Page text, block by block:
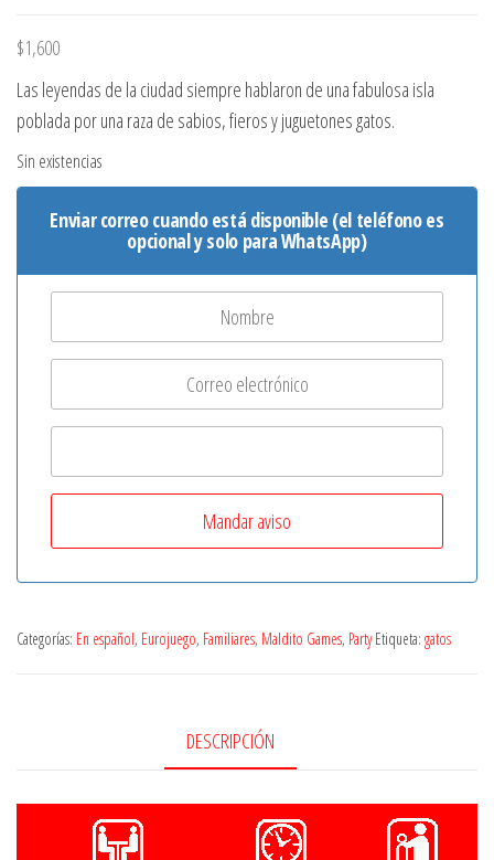
$1,600
Las leyendas de la ciudad siempre hablaron de una fabulosa isla
poblada por una raza de sabios, fieros y juguetones gatos.
Sin existencias
Enviar correo cuando está disponible (el teléfono es
opcional y solo para WhatsApp)
Categorías: En español, Eurojuego, Familiares, Maldito Games, Party Etiqueta: gatos
DESCRIPCIÓN